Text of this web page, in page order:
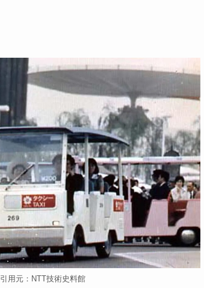
引用元：NTT技術史料館